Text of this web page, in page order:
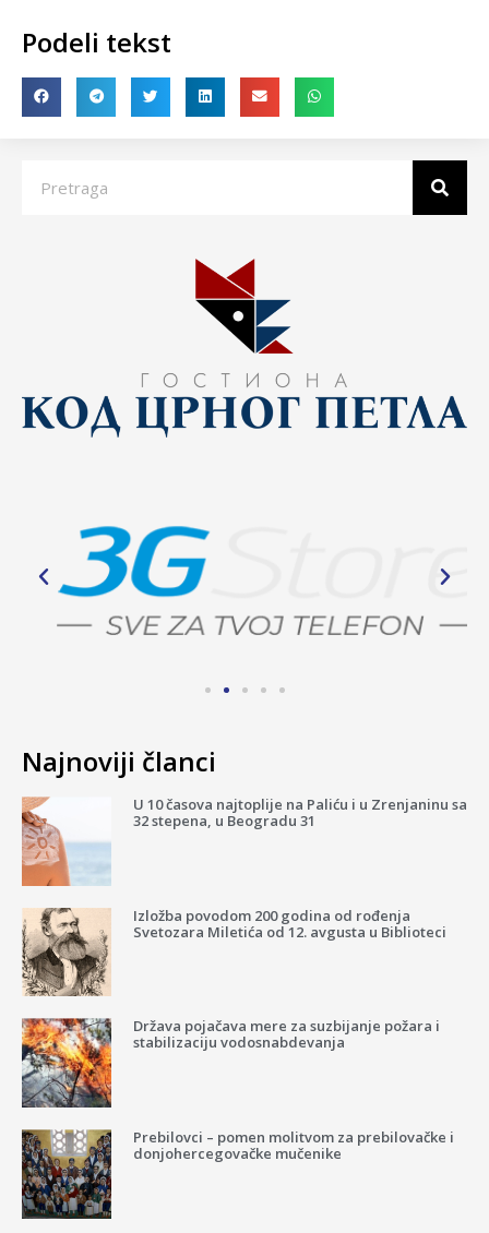
Podeli tekst
Najnoviji članci
U 10 časova najtoplije na Paliću i u Zrenjaninu sa
32 stepena, u Beogradu 31
Izložba povodom 200 godina od rođenja
Svetozara Miletića od 12. avgusta u Biblioteci
Država pojačava mere za suzbijanje požara i
stabilizaciju vodosnabdevanja
Prebilovci – pomen molitvom za prebilovačke i
donjohercegovačke mučenike